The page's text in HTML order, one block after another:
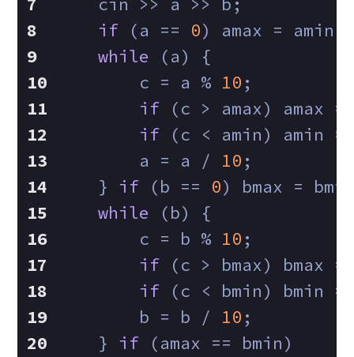
if (a == 0) amax = amin
while (a) {
        c = a %
10 ;
if (c > amax) amax
if (c < amin) amin
        a = a /
10 ;
    }
if (b == 0) bmax =
while (b) {
        c = b %
10 ;
if (c > bmax) bmax
if (c < bmin) bmin
        b = b /
10 ;
    }
if (amax == bmin)